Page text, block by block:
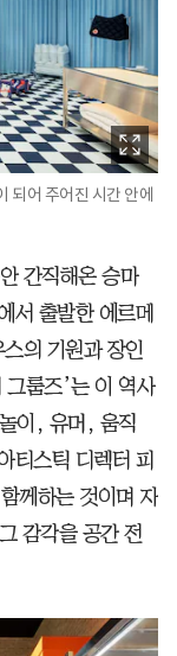
되어 주어진 시간 안에
간직해온 승마
서 출발한 에르메
의 기원과 장인
룸즈’는 이 역사
이, 유머, 움직
티스틱 디렉터 피
께하는 것이며 자
감각을 공간 전